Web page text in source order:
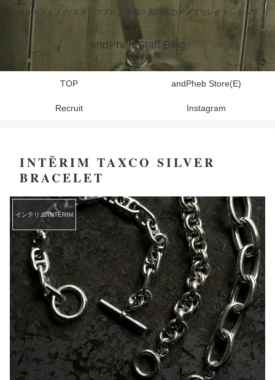
アンドフェブ の スタッフブログ 東京・高円寺のメンズセレクトショップ
andPheb Staff Blog
TOP andPheb Store(E)
Recruit Instagram
INTĒRIM TAXCO SILVER
BRACELET
インテリム/INTĒRIM